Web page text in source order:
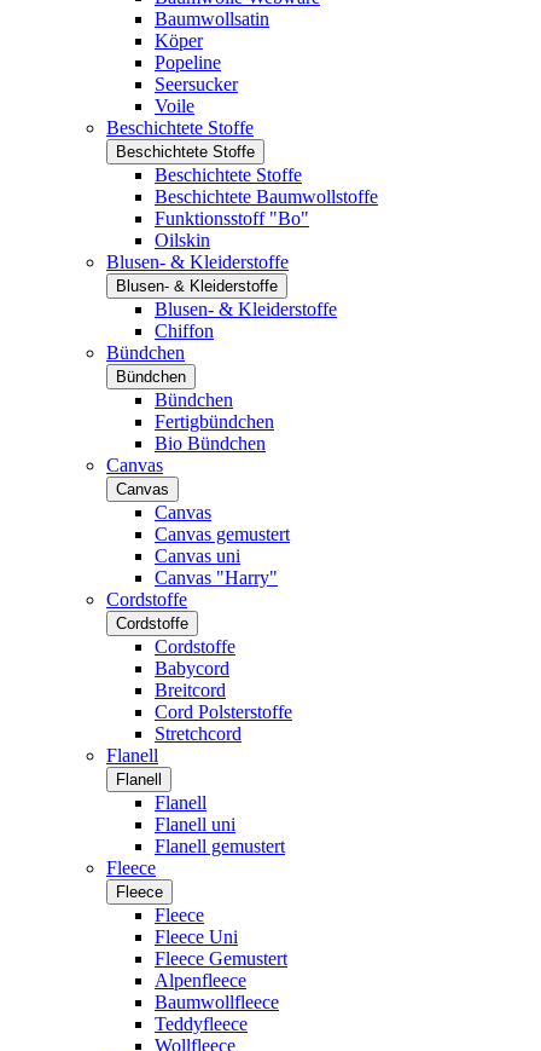
Baumwollsatin
Köper
Popeline
Seersucker
Voile
Beschichtete Stoffe
Beschichtete Stoffe
Beschichtete Stoffe
Beschichtete Baumwollstoffe
Funktionsstoff "Bo"
Oilskin
Blusen- & Kleiderstoffe
Blusen- & Kleiderstoffe
Blusen- & Kleiderstoffe
Chiffon
Bündchen
Bündchen
Bündchen
Fertigbündchen
Bio Bündchen
Canvas
Canvas
Canvas
Canvas gemustert
Canvas uni
Canvas "Harry"
Cordstoffe
Cordstoffe
Cordstoffe
Babycord
Breitcord
Cord Polsterstoffe
Stretchcord
Flanell
Flanell
Flanell
Flanell uni
Flanell gemustert
Fleece
Fleece
Fleece
Fleece Uni
Fleece Gemustert
Alpenfleece
Baumwollfleece
Teddyfleece
Wollfleece